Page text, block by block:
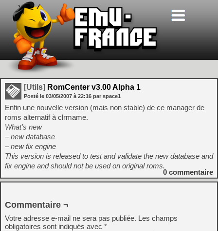
[Utils] RomCenter v3.00 Alpha 1
Posté le 03/05/2007 à 22:16 par space1
Enfin une nouvelle version (mais non stable) de ce manager de
roms alternatif à clrmame.
What’s new
– new database
– new fix engine
This version is released to test and validate the new database and
fix engine and should not be used on original roms.
0 commentaire
Commentaire ¬
Votre adresse e-mail ne sera pas publiée. Les champs
obligatoires sont indiqués avec *